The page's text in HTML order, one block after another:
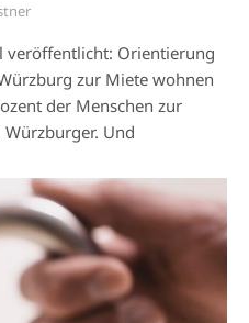
veröffentlicht: Orientierung
zur Miete wohnen
der Menschen zur
Und